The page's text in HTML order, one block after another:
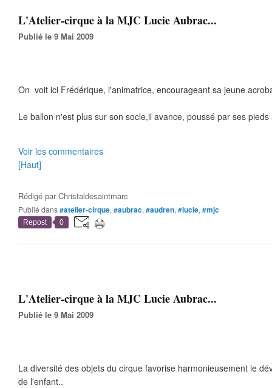
L'Atelier-cirque à la MJC Lucie Aubrac...
Publié le 9 Mai 2009
On voit ici Frédérique, l'animatrice, encourageant sa jeune
Le ballon n'est plus sur son socle,il avance, poussé par ses
Voir les commentaires
[Haut]
Rédigé parChristaldesaintmarc
Publié dans#atelier-cirque, #aubrac, #audren, #lucie, #mjc
Repost 0
L'Atelier-cirque à la MJC Lucie Aubrac...
Publié le 9 Mai 2009
La diversité des objets du cirque favorise harmonieusement le
de l'enfant..